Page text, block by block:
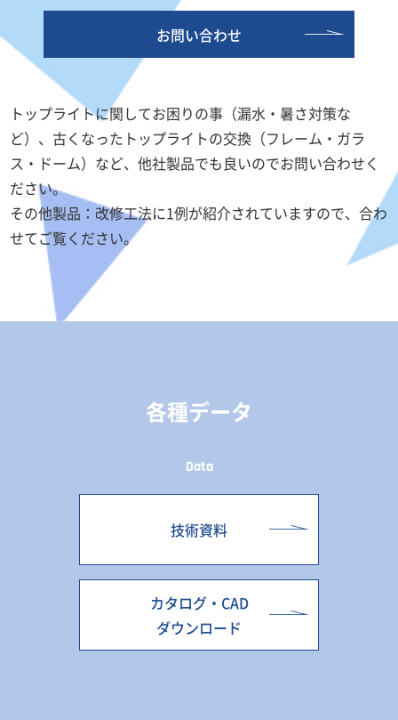
お問い合わせ
トップライトに関してお困りの事（漏水・暑さ対策な
ど）、古くなったトップライトの交換（フレーム・ガラ
ス・ドーム）など、他社製品でも良いのでお問い合わせく
ださい。
その他製品：改修工法に1例が紹介されていますので、合わ
せてご覧ください。
各種データ
Data
技術資料
カタログ・CAD
ダウンロード